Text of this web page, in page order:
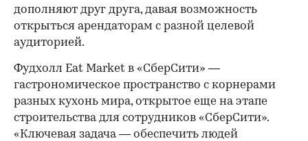
дополняют друг друга, давая возможность
открыться арендаторам с разной целевой
аудиторией.
Фудхолл Eat Market в «СберСити» —
гастрономическое пространство с корнерами
разных кухонь мира, открытое еще на этапе
строительства для сотрудников «СберСити».
«Ключевая задача — обеспечить людей